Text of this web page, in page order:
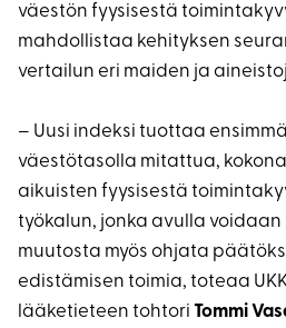
väestön fyysisestä
mahdollistaa kehityksen
vertailun eri maiden ja
– Uusi indeksi tuottaa
väestötasolla mitattua,
aikuisten fyysisestä
työkalun, jonka avulla
muutosta myös ohjata
edistämisen toimia, toteaa
lääketieteen tohtori Tommi